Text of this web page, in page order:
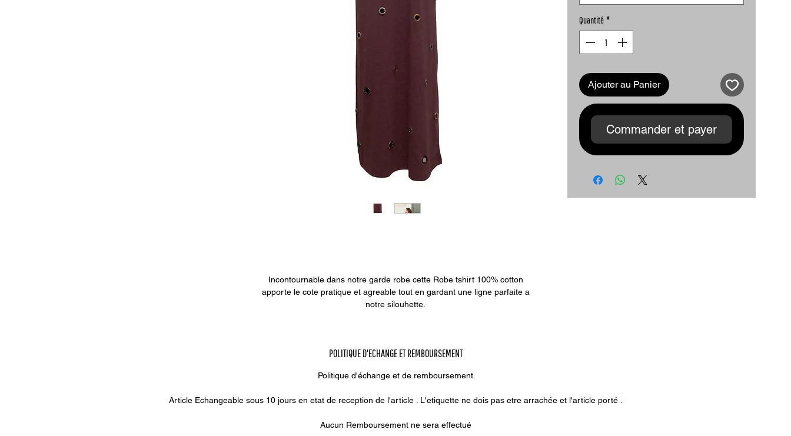
Quantité *
Ajouter au Panier
Commander et payer
Incontournable dans notre garde robe cette Robe tshirt 100% cotton
apporte le cote pratique et agreable tout en gardant une ligne parfaite a
notre silouhette.
POLITIQUE D'ECHANGE ET REMBOURSEMENT
Politique d'échange et de remboursement.
Article Echangeable sous 10 jours en etat de reception de l'article . L'etiquette ne dois pas etre arrachée et l'article porté .
Aucun Remboursement ne sera effectué